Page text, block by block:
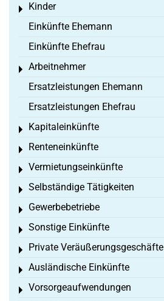
Kinder
Toggle menu
Einkünfte Ehemann
Einkünfte Ehefrau
Arbeitnehmer
Toggle menu
Ersatzleistungen Ehemann
Ersatzleistungen Ehefrau
Kapitaleinkünfte
Toggle menu
Renteneinkünfte
Toggle menu
Vermietungseinkünfte
Toggle menu
Selbständige Tätigkeiten
Toggle menu
Gewerbebetriebe
Toggle menu
Sonstige Einkünfte
Toggle menu
Private Veräußerungsgeschäfte
Toggle menu
Ausländische Einkünfte
Toggle menu
Vorsorgeaufwendungen
Toggle menu